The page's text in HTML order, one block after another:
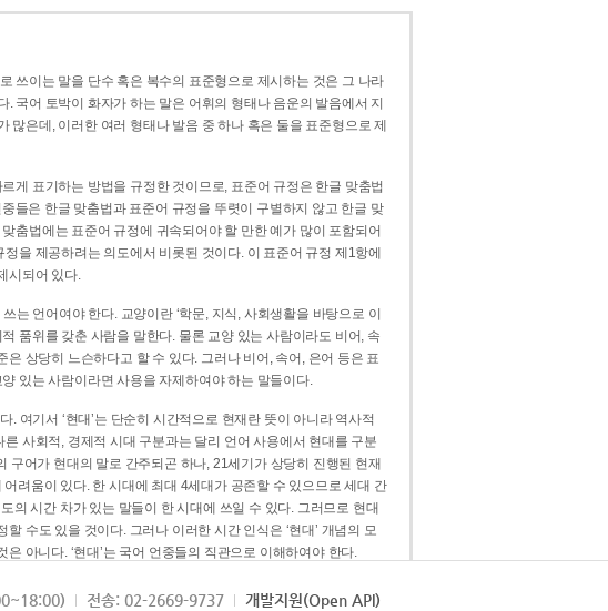
쓰이는 말을 단수 혹은 복수의 표준형으로 제시하는 것은 그 나라
국어 토박이 화자가 하는 말은 어휘의 형태나 음운의 발음에서 지
많은데, 이러한 여러 형태나 발음 중 하나 혹은 둘을 표준형으로 제
게 표기하는 방법을 규정한 것이므로, 표준어 규정은 한글 맞춤법
들은 한글 맞춤법과 표준어 규정을 뚜렷이 구별하지 않고 한글 맞
춤법에는 표준어 규정에 귀속되어야 할 만한 예가 많이 포함되어
을 제공하려는 의도에서 비롯된 것이다. 이 표준어 규정 제1항에
시되어 있다.
는 언어여야 한다. 교양이란 ‘학문, 지식, 사회생활을 바탕으로 이
품위를 갖춘 사람을 말한다. 물론 교양 있는 사람이라도 비어, 속
상당히 느슨하다고 할 수 있다. 그러나 비어, 속어, 은어 등은 표
있는 사람이라면 사용을 자제하여야 하는 말들이다.
여기서 ‘현대’는 단순히 시간적으로 현재란 뜻이 아니라 역사적
사회적, 경제적 시대 구분과는 달리 언어 사용에서 현대를 구분
구어가 현대의 말로 간주되곤 하나, 21세기가 상당히 진행된 현재
려움이 있다. 한 시대에 최대 4세대가 공존할 수 있으므로 세대 간
의 시간 차가 있는 말들이 한 시대에 쓰일 수 있다. 그러므로 현대
수도 있을 것이다. 그러나 이러한 시간 인식은 ‘현대’ 개념의 모
아니다. ‘현대’는 국어 언중들의 직관으로 이해하여야 한다.
는 표준어의 공용어적 성격을 가장 크게 드러내 주는 기준이다.
전송: 02-2669-9737 개발지원(Open API)